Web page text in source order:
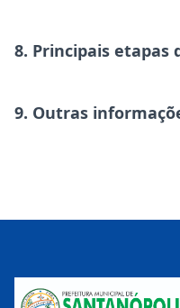
8. Principais etapas
9. Outras